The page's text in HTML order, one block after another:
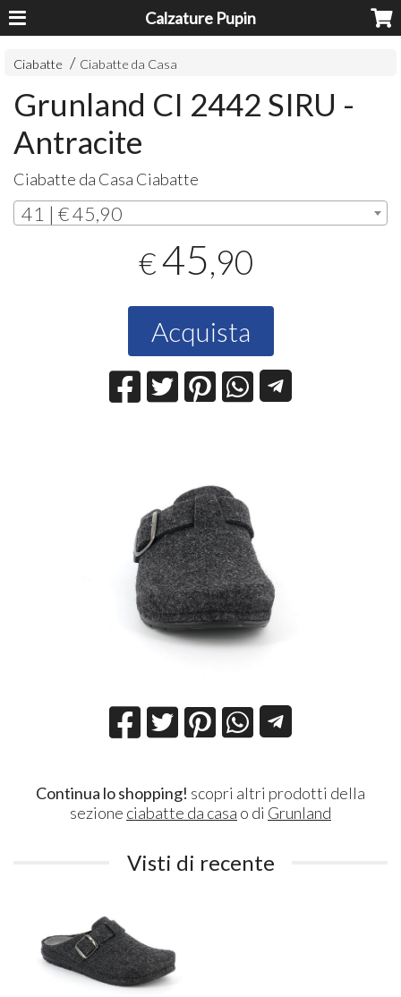
Calzature Pupin
Ciabatte Ciabatte da Casa
Grunland CI 2442 SIRU -
Antracite
Ciabatte da Casa Ciabatte
41 | € 45,90
€45,90
Acquista
Continua lo shopping! scopri altri prodotti della
sezione ciabatte da casa o di Grunland
Visti di recente